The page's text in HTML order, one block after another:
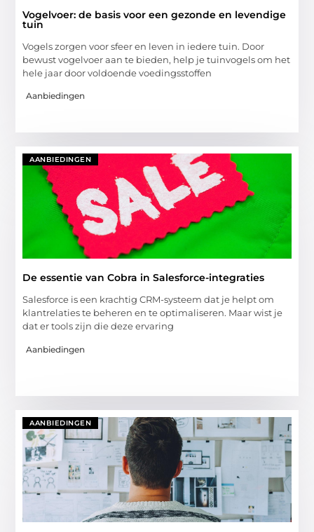
Vogelvoer: de basis voor een gezonde en levendige
tuin
Vogels zorgen voor sfeer en leven in iedere tuin. Door
bewust vogelvoer aan te bieden, help je tuinvogels om het
hele jaar door voldoende voedingsstoffen
Aanbiedingen
AANBIEDINGEN
De essentie van Cobra in Salesforce-integraties
Salesforce is een krachtig CRM-systeem dat je helpt om
klantrelaties te beheren en te optimaliseren. Maar wist je
dat er tools zijn die deze ervaring
Aanbiedingen
AANBIEDINGEN